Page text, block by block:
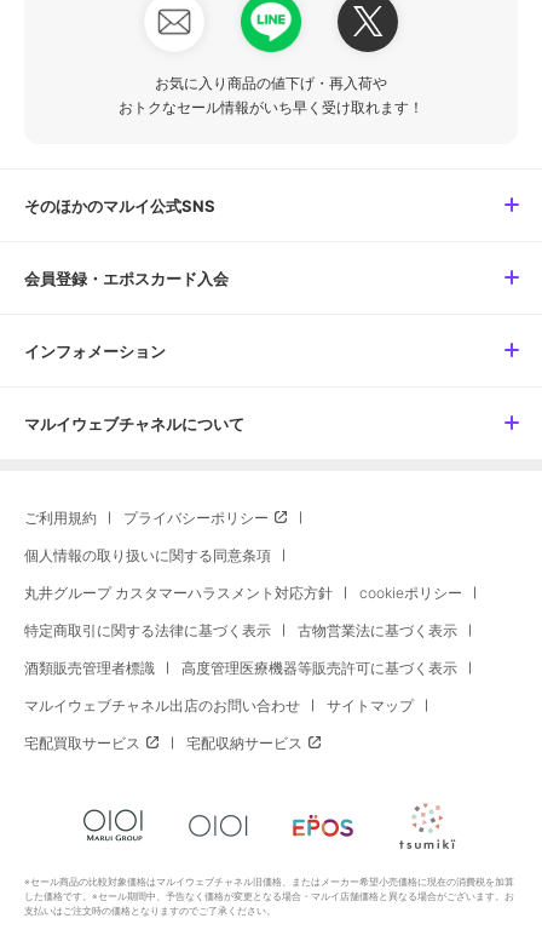
お気に入り商品の値下げ・再入荷や
おトクなセール情報がいち早く受け取れます！
そのほかのマルイ公式SNS
会員登録・エポスカード入会
インフォメーション
マルイウェブチャネルについて
ご利用規約 プライバシーポリシー
個人情報の取り扱いに関する同意条項
丸井グループ カスタマーハラスメント対応方針 cookieポリシー
特定商取引に関する法律に基づく表示 古物営業法に基づく表示
酒類販売管理者標識 高度管理医療機器等販売許可に基づく表示
マルイウェブチャネル出店のお問い合わせ サイトマップ
宅配買取サービス 宅配収納サービス
※セール商品の比較対象価格はマルイウェブチャネル旧価格、またはメーカー希望小売価格に現在の消費税を加算
した価格です。※セール期間中、予告なく価格が変更となる場合・マルイ店舗価格と異なる場合がございます。お
支払いはご注文時の価格となりますのでご了承ください。